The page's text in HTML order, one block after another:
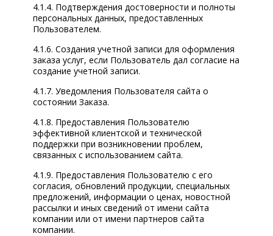
4.1.4. Подтверждения достоверности и полноты
персональных данных, предоставленных
Пользователем.
4.1.6. Создания учетной записи для оформления
заказа услуг, если Пользователь дал согласие на
создание учетной записи.
4.1.7. Уведомления Пользователя сайта о
состоянии Заказа.
4.1.8. Предоставления Пользователю
эффективной клиентской и технической
поддержки при возникновении проблем,
связанных с использованием сайта.
4.1.9. Предоставления Пользователю с его
согласия, обновлений продукции, специальных
предложений, информации о ценах, новостной
рассылки и иных сведений от имени сайта
компании или от имени партнеров сайта
компании.